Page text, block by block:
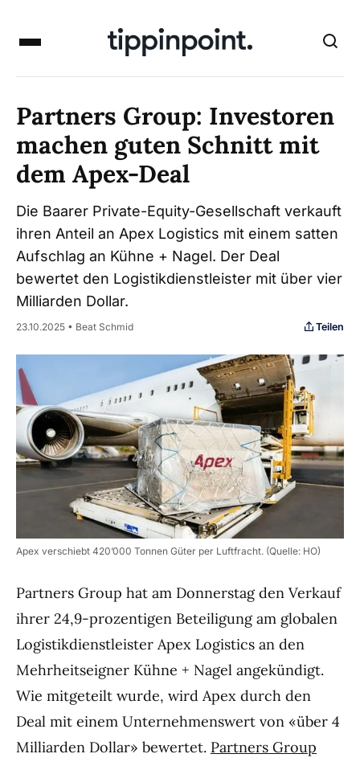
Partners Group: Investoren
machen guten Schnitt mit
dem Apex-Deal
Die Baarer Private-Equity-Gesellschaft verkauft
ihren Anteil an Apex Logistics mit einem satten
Aufschlag an Kühne + Nagel. Der Deal
bewertet den Logistikdienstleister mit über vier
Milliarden Dollar.
23.10.2025 • Beat Schmid Teilen
Apex verschiebt 420’000 Tonnen Güter per Luftfracht. (Quelle: HO)
Partners Group hat am Donnerstag den Verkauf
ihrer 24,9-prozentigen Beteiligung am globalen
Logistikdienstleister Apex Logistics an den
Mehrheitseigner Kühne + Nagel angekündigt.
Wie mitgeteilt wurde, wird Apex durch den
Deal mit einem Unternehmenswert von «über 4
Milliarden Dollar» bewertet. Partners Group